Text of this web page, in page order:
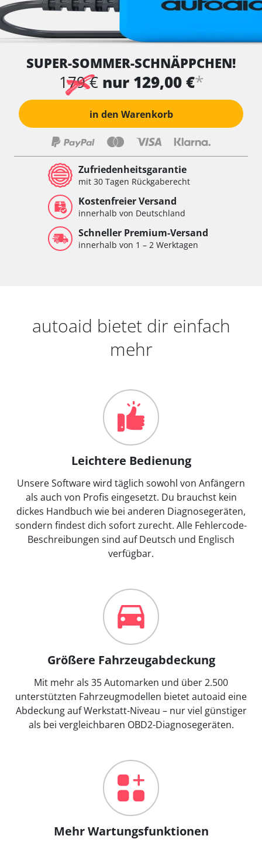
SUPER-SOMMER-SCHNÄPPCHEN!
179 € nur 129,00 €*
in den Warenkorb
Zufriedenheitsgarantie
mit 30 Tagen Rückgaberecht
Kostenfreier Versand
innerhalb von Deutschland
Schneller Premium-Versand
innerhalb von 1 – 2 Werktagen
autoaid bietet dir einfach
mehr
Leichtere Bedienung
Unsere Software wird täglich sowohl von Anfängern
als auch von Profis eingesetzt. Du brauchst kein
dickes Handbuch wie bei anderen Diagnosegeräten,
sondern findest dich sofort zurecht. Alle Fehlercode-
Beschreibungen sind auf Deutsch und Englisch
verfügbar.
Größere Fahrzeugabdeckung
Mit mehr als 35 Automarken und über 2.500
unterstützten Fahrzeugmodellen bietet autoaid eine
Abdeckung auf Werkstatt-Niveau – nur viel günstiger
als bei vergleichbaren OBD2-Diagnosegeräten.
Mehr Wartungsfunktionen